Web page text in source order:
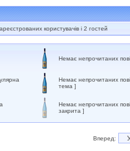
користувачів і 2 гостей
Немає непрочитаних
Немає непрочитаних
тема ]
Немає непрочитаних
закрита ]
Вперед: